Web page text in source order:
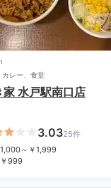
カレー、食堂
家 水戸駅南口店
3.0325件
1,000～￥1,999
￥999